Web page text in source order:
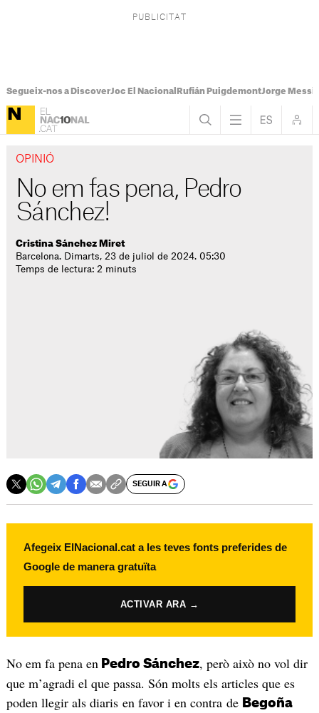
Segueix-nos a DiscoverJoc El Nacional Rufián PuigdemontJorge Messi
OPINIÓ
No em fas pena, Pedro
Sánchez!
Cristina Sánchez Miret
Barcelona. Dimarts, 23 de juliol de 2024. 05:30
Temps de lectura: 2 minuts
SEGUIR A
Afegeix ElNacional.cat a les teves fonts preferides de
Google de manera gratuïta
ACTIVAR ARA →
No em fa pena en Pedro Sánchez, però això no vol dir
que m’agradi el que passa. Són molts els articles que es
poden llegir als diaris en favor i en contra de Begoña